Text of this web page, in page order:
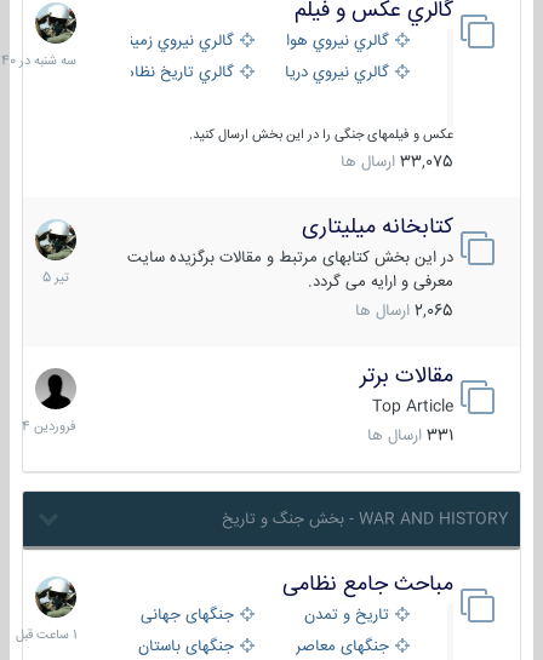
گالري عكس و فيلم
گالري نيروي هوايي
گالري نيروي زميني
گالري نيروي دريايي
گالري تاریخ نظامی
عکس و فیلمهای جنگی را در این بخش ارسال کنید.
33,075 ارسال ها
سه
شنبه
در
کتابخانه میلیتاری
در این بخش کتابهای مرتبط و مقالات برگزیده سایت
معرفی و ارایه می گردد.
2,065 ارسال ها
16
تیر
1405
مقالات برتر
Top Article
331 ارسال ها
29
فروردین
1404
WAR AND HISTORY - بخش جنگ و تاریخ
مباحث جامع نظامی
تاریخ و تمدن
جنگهای جهانی
جنگهای معاصر
جنگهای باستان
1
ساعت
قبل